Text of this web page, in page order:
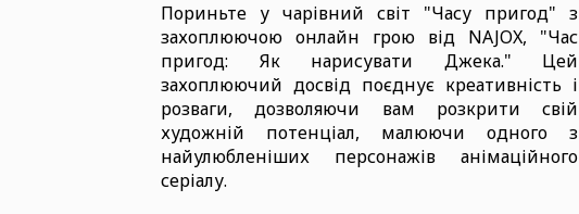
Пориньте у чарівний світ "Часу пригод" з
захоплюючою онлайн грою від NAJOX, "Час
пригод: Як нарисувати Джека." Цей
захоплюючий досвід поєднує креативність і
розваги, дозволяючи вам розкрити свій
художній потенціал, малюючи одного з
найулюбленіших персонажів анімаційного
серіалу.